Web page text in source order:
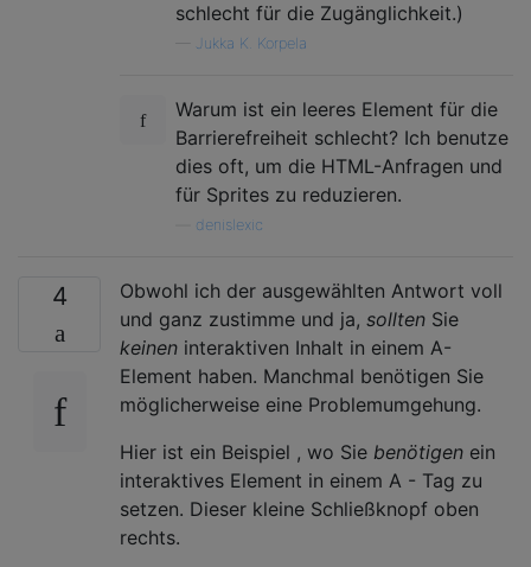
schlecht für die Zugänglichkeit.)
Jukka K. Korpela
Warum ist ein leeres Element für die
Barrierefreiheit schlecht? Ich benutze
dies oft, um die HTML-Anfragen und
für Sprites zu reduzieren.
denislexic
4
Obwohl ich der ausgewählten Antwort voll
und ganz zustimme und ja, sollten Sie
keinen interaktiven Inhalt in einem A-
Element haben. Manchmal benötigen Sie
möglicherweise eine Problemumgehung.
Hier ist ein Beispiel , wo Sie benötigen ein
interaktives Element in einem A - Tag zu
setzen. Dieser kleine Schließknopf oben
rechts.